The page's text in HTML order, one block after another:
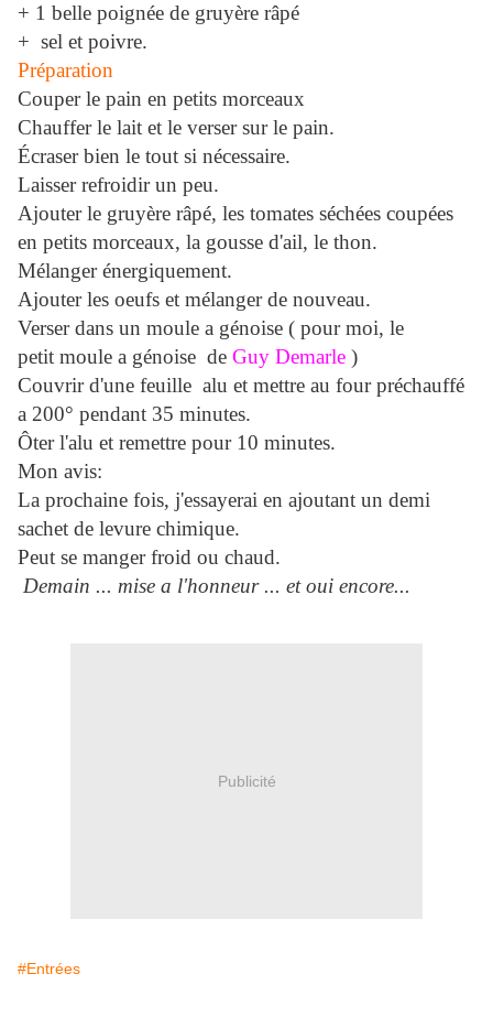
+ 1 belle poignée de gruyère râpé
+ sel et poivre.
Préparation
Couper le pain en petits morceaux
Chauffer le lait et le verser sur le pain.
Écraser bien le tout si nécessaire.
Laisser refroidir un peu.
Ajouter le gruyère râpé, les tomates séchées coupées
en petits morceaux, la gousse d'ail, le thon.
Mélanger énergiquement.
Ajouter les oeufs et mélanger de nouveau.
Verser dans un moule a génoise ( pour moi, le
petit moule a génoise de Guy Demarle )
Couvrir d'une feuille alu et mettre au four préchauffé
a 200° pendant 35 minutes.
Ôter l'alu et remettre pour 10 minutes.
Mon avis:
La prochaine fois, j'essayerai en ajoutant un demi
sachet de levure chimique.
Peut se manger froid ou chaud.
Demain ... mise a l'honneur ... et oui encore...
Publicité
#Entrées